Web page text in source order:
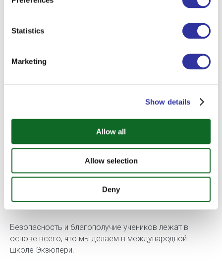
Statistics
Marketing
Show details
Allow all
Allow selection
Deny
Безопасность и благополучие учеников лежат в
основе всего, что мы делаем в международной
школе Экзюпери.